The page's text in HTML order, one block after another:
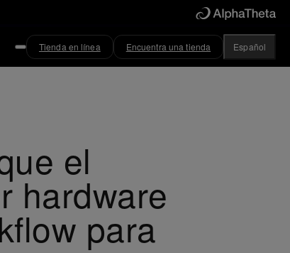
Tienda en línea Encuentra una tienda Español
el
hardware
para